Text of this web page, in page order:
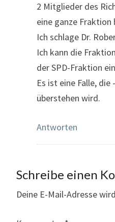
2 Mitglieder des
eine ganze Fraktion
Ich schlage Dr.
Ich kann die
der SPD-Fraktion
Es ist eine Falle,
überstehen wird.
Antworten
Schreibe einen
Deine E-Mail-Adresse